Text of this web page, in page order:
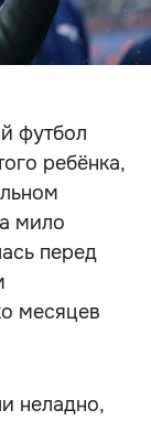
футбол
ребёнка,
мило
перед
месяцев
неладно,